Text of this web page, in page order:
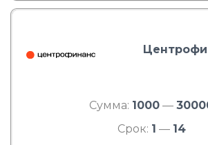
Сумма: 1000 —
Срок: 1 — 14